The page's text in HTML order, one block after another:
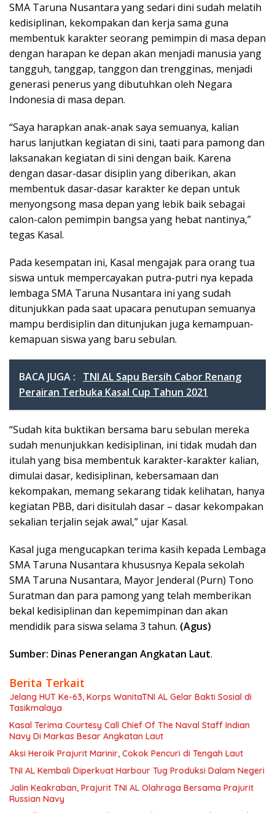
SMA Taruna Nusantara yang sedari dini sudah melatih
kedisiplinan, kekompakan dan kerja sama guna
membentuk karakter seorang pemimpin di masa depan
dengan harapan ke depan akan menjadi manusia yang
tangguh, tanggap, tanggon dan trengginas, menjadi
generasi penerus yang dibutuhkan oleh Negara
Indonesia di masa depan.
“Saya harapkan anak-anak saya semuanya, kalian
harus lanjutkan kegiatan di sini, taati para pamong dan
laksanakan kegiatan di sini dengan baik. Karena
dengan dasar-dasar disiplin yang diberikan, akan
membentuk dasar-dasar karakter ke depan untuk
menyongsong masa depan yang lebik baik sebagai
calon-calon pemimpin bangsa yang hebat nantinya,”
tegas Kasal.
Pada kesempatan ini, Kasal mengajak para orang tua
siswa untuk mempercayakan putra-putri nya kepada
lembaga SMA Taruna Nusantara ini yang sudah
ditunjukkan pada saat upacara penutupan semuanya
mampu berdisiplin dan ditunjukan juga kemampuan-
kemapuan siswa yang baru sebulan.
BACA JUGA :
TNI AL Sapu Bersih Cabor Renang
Perairan Terbuka Kasal Cup Tahun 2021
“Sudah kita buktikan bersama baru sebulan mereka
sudah menunjukkan kedisiplinan, ini tidak mudah dan
itulah yang bisa membentuk karakter-karakter kalian,
dimulai dasar, kedisiplinan, kebersamaan dan
kekompakan, memang sekarang tidak kelihatan, hanya
kegiatan PBB, dari disitulah dasar – dasar kekompakan
sekalian terjalin sejak awal,” ujar Kasal.
Kasal juga mengucapkan terima kasih kepada Lembaga
SMA Taruna Nusantara khususnya Kepala sekolah
SMA Taruna Nusantara, Mayor Jenderal (Purn) Tono
Suratman dan para pamong yang telah memberikan
bekal kedisiplinan dan kepemimpinan dan akan
mendidik para siswa selama 3 tahun. (Agus)
Sumber: Dinas Penerangan Angkatan Laut.
Berita Terkait
Jelang HUT Ke-63, Korps WanitaTNI AL Gelar Bakti Sosial di
Tasikmalaya
Kasal Terima Courtesy Call Chief Of The Naval Staff Indian
Navy Di Markas Besar Angkatan Laut
Aksi Heroik Prajurit Marinir, Cokok Pencuri di Tengah Laut
TNI AL Kembali Diperkuat Harbour Tug Produksi Dalam Negeri
Jalin Keakraban, Prajurit TNI AL Olahraga Bersama Prajurit
Russian Navy